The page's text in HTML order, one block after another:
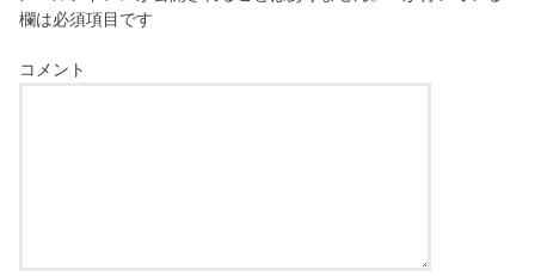
欄は必須項目です
コメント